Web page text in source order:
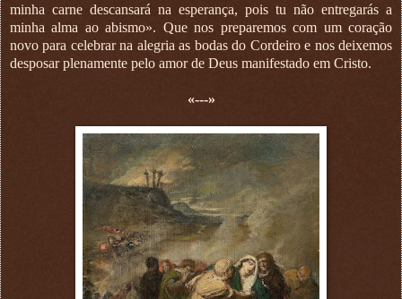
minha carne descansará na esperança, pois tu não entregarás a
minha alma ao abismo». Que nos preparemos com um coração
novo para celebrar na alegria as bodas do Cordeiro e nos deixemos
desposar plenamente pelo amor de Deus manifestado em Cristo.
«---»